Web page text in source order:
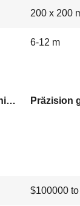
200 x 200
6-12 m
direkte Formungsrohrmühlmaschine
$100000